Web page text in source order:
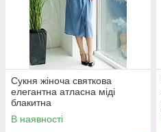
Сукня жіноча святкова
елегантна атласна міді
блакитна
В наявності